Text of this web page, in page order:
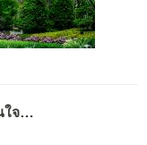
ใจ…